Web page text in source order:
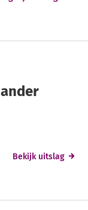
Bekijk uitslag